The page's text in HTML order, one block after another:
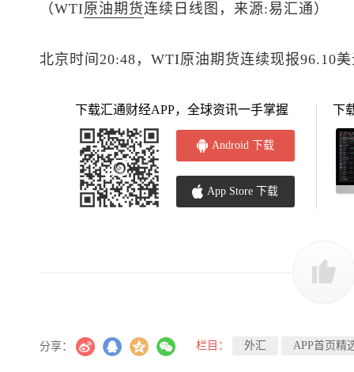
（WTI原油期货连续日线图，来源:易汇通）
北京时间20:48，WTI原油期货连续现报96.10
下载汇通财经APP，全球资讯一手掌握
Android 下载
App Store 下载
下
分享： 栏目： 外汇 APP首页精